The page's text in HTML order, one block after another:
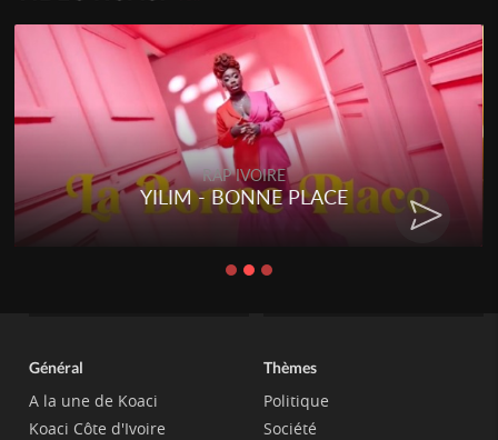
RAP IVOIRE
YILIM - BONNE PLACE
Général
A la une de Koaci
Koaci Côte d'Ivoire
Thèmes
Politique
Société